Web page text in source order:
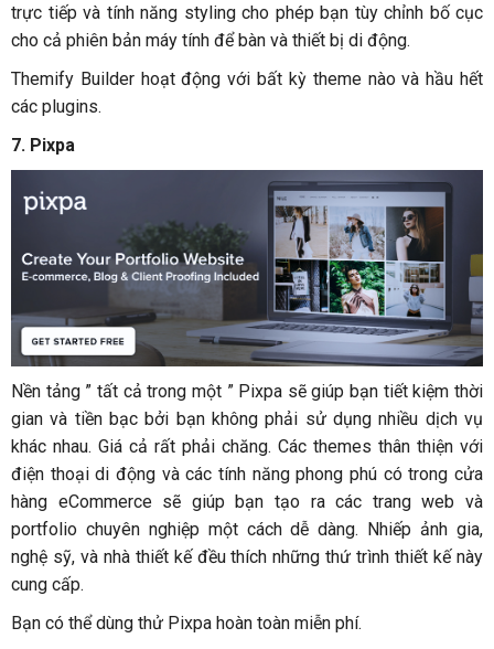
trực tiếp và tính năng styling cho phép bạn tùy chỉnh bố cục
cho cả phiên bản máy tính để bàn và thiết bị di động.
Themify Builder hoạt động với bất kỳ theme nào và hầu hết
các plugins.
7. Pixpa
Nền tảng ” tất cả trong một ” Pixpa sẽ giúp bạn tiết kiệm thời
gian và tiền bạc bởi bạn không phải sử dụng nhiều dịch vụ
khác nhau. Giá cả rất phải chăng. Các themes thân thiện với
điện thoại di động và các tính năng phong phú có trong cửa
hàng eCommerce sẽ giúp bạn tạo ra các trang web và
portfolio chuyên nghiệp một cách dễ dàng. Nhiếp ảnh gia,
nghệ sỹ, và nhà thiết kế đều thích những thứ trình thiết kế này
cung cấp.
Bạn có thể dùng thử Pixpa hoàn toàn miễn phí.